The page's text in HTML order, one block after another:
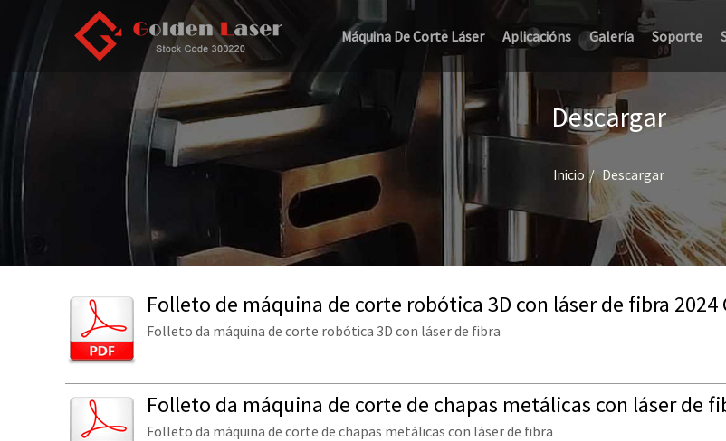
Máquina De Corte Láser Aplicacións Galería Soporte
Descargar
Inicio Descargar
Folleto de máquina de corte robótica 3D con láser de fibra 2024
Folleto da máquina de corte robótica 3D con láser de fibra
Folleto da máquina de corte de chapas metálicas con láser de
Folleto da máquina de corte de chapas metálicas con láser de fibra